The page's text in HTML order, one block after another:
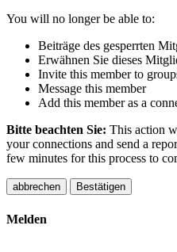
You will no longer be able to:
Beiträge des gesperrten
Erwähnen Sie dieses
Invite this member to
Message this member
Add this member as a
Bitte beachten Sie: This action
your connections and send a
few minutes for this process to
Bestätigen
Melden